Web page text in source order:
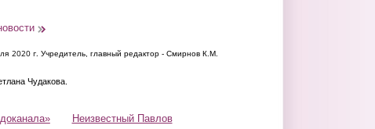
2020 г. Учредитель, главный редактор - Смирнов К.М.
Чудакова.
Неизвестный Павлов